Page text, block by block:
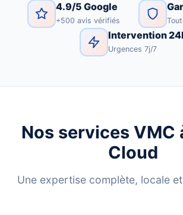
4.9/5 Google
+500 avis vérifiés
Intervention
Urgences 7j/7
Nos services VMC
Cloud
Une expertise complète, locale